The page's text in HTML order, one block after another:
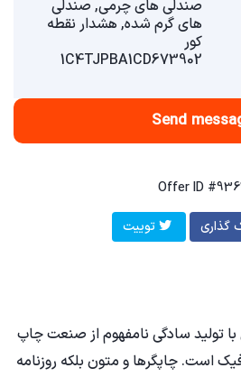
صندلی های چرمی, صندلی
های گرم شده, هشدار نقطه
کور
1C4TJPBA1CD673902
Send
Offer ID
گذاری توییت
تولید سادگی نامفهوم از صنعت چاپ
است. چاپگرها و متون بلکه روزنامه